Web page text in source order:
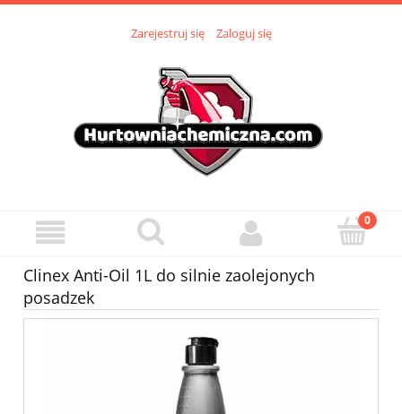
Zarejestruj się Zaloguj się
Clinex Anti-Oil 1L do silnie zaolejonych
posadzek